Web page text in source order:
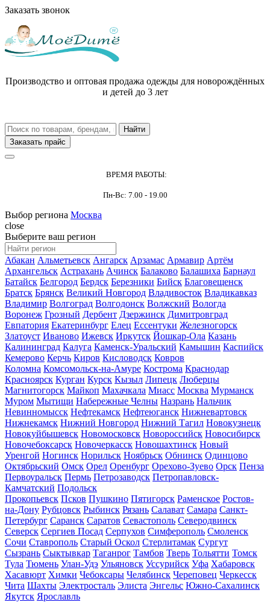
Заказать звонок
Производство и оптовая продажа одежды для новорождённых
и детей до 3 лет
Заказать прайс
ВРЕМЯ РАБОТЫ:
Пн-Вс: 7.00 - 19.00
Выбор региона Москва
close
Выберите ваш регион
Абакан Альметьевск Ангарск Арзамас Армавир Артём
Архангельск Астрахань Ачинск Балаково Балашиха Барнаул
Батайск Белгород Бердск Березники Бийск Благовещенск
Братск Брянск Великий Новгород Владивосток Владикавказ
Владимир Волгоград Волгодонск Волжский Вологда
Воронеж Грозный Дербент Дзержинск Димитровград
Евпатория Екатеринбург Елец Ессентуки Железногорск
Златоуст Иваново Ижевск Иркутск Йошкар-Ола Казань
Калининград Калуга Каменск-Уральский Камышин Каспийск
Кемерово Керчь Киров Кисловодск Ковров
Коломна Комсомольск-на-Амуре Кострома Краснодар
Красноярск Курган Курск Кызыл Липецк Люберцы
Магнитогорск Майкоп Махачкала Миасс Москва Мурманск
Муром Мытищи Набережные Челны Назрань Нальчик
Невинномысск Нефтекамск Нефтеюганск Нижневартовск
Нижнекамск Нижний Новгород Нижний Тагил Новокузнецк
Новокуйбышевск Новомосковск Новороссийск Новосибирск
Новочебоксарск Новочеркасск Новошахтинск Новый
Уренгой Ногинск Норильск Ноябрьск Обнинск Одинцово
Октябрьский Омск Орел Оренбург Орехово-Зуево Орск Пенза
Первоуральск Пермь Петрозаводск Петропавловск-
Камчатский Подольск
Прокопьевск Псков Пушкино Пятигорск Раменское Ростов-
на-Дону Рубцовск Рыбинск Рязань Салават Самара Санкт-
Петербург Саранск Саратов Севастополь Северодвинск
Северск Сергиев Посад Серпухов Симферополь Смоленск
Сочи Ставрополь Старый Оскол Стерлитамак Сургут
Сызрань Сыктывкар Таганрог Тамбов Тверь Тольятти Томск
Тула Тюмень Улан-Удэ Ульяновск Уссурийск Уфа Хабаровск
Хасавюрт Химки Чебоксары Челябинск Череповец Черкесск
Чита Шахты Электросталь Элиста Энгельс Южно-Сахалинск
Якутск Ярославль